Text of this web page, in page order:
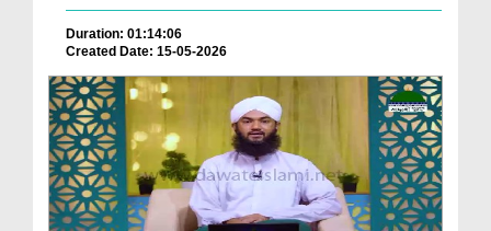
Duration: 01:14:06
Created Date: 15-05-2026